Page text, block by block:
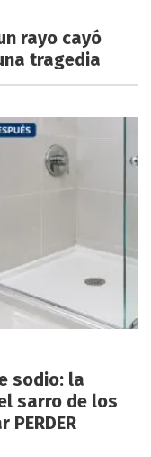
rayo cayó
tragedia
sodio: la
sarro de los